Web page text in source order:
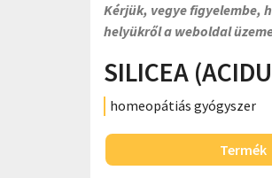
Kérjük, vegye figyelembe,
helyükről a weboldal
SILICEA
homeopátiás gyógyszer
Termék